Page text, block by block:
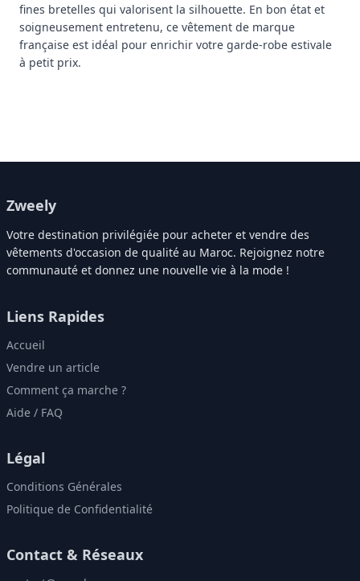
fines bretelles qui valorisent la silhouette. En bon état et
soigneusement entretenu, ce vêtement de marque
française est idéal pour enrichir votre garde-robe estivale
à petit prix.
Zweely
Votre destination privilégiée pour acheter et vendre des
vêtements d'occasion de qualité au Maroc. Rejoignez notre
communauté et donnez une nouvelle vie à la mode !
Liens Rapides
Accueil
Vendre un article
Comment ça marche ?
Aide / FAQ
Légal
Conditions Générales
Politique de Confidentialité
Contact & Réseaux